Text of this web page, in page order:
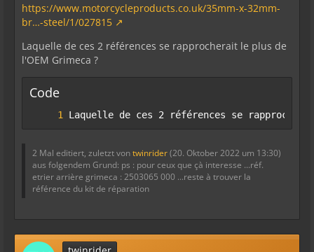
https://www.motorcycleproducts.co.uk/35mm-x-32mm-
br…-steel/1/027815
Laquelle de ces 2 références se rapprocherait le plus de
l'OEM Grimeca ?
Code
Laquelle de ces 2 références se
2 Mal editiert, zuletzt vontwinrider(20. Oktober 2022 um 13:30)
aus folgendem Grund: ps : pour ceux que çà interesse ...réf.
etrier arrière grimeca : 2503065 000 ...reste à trouver la
référence du kit de réparation